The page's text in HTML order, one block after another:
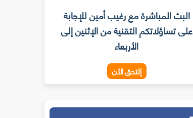
البث المباشرة مع رغيب أمين للإجابة
على تساؤلاتكم التقنية من الإثنين إلى
الأربعاء
إلتحق الأن